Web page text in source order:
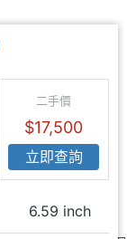
二手價
$17,500
立即查詢
6.59 inch